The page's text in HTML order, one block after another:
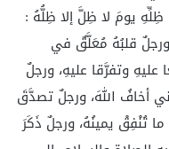
يومَ لا ظِلَّ إلا ظِلُّهُ :
قلبُهُ مُعَلَّقٌ في
عليهِ وتفرَّقا عليهِ، ورجلٌ
أخافُ اللهَ، ورجلٌ تصدَّقَ
تُنْفِقْ يمينُهُ، ورجلٌ ذَكَرَ